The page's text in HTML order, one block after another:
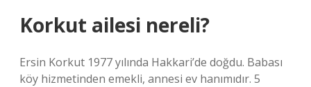
Korkut ailesi nereli?
Ersin Korkut 1977 yılında Hakkari’de doğdu. Babası
köy hizmetinden emekli, annesi ev hanımıdır. 5